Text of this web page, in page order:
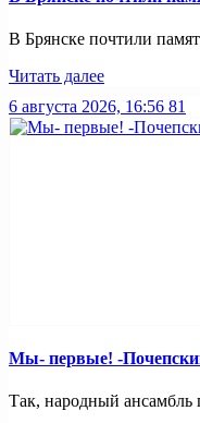
В Брянске почтили
Читать далее
6 августа 2026, 16:56 81
Мы- первые! -
Так, народный ансамбль